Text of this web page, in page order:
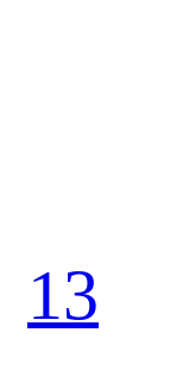
13